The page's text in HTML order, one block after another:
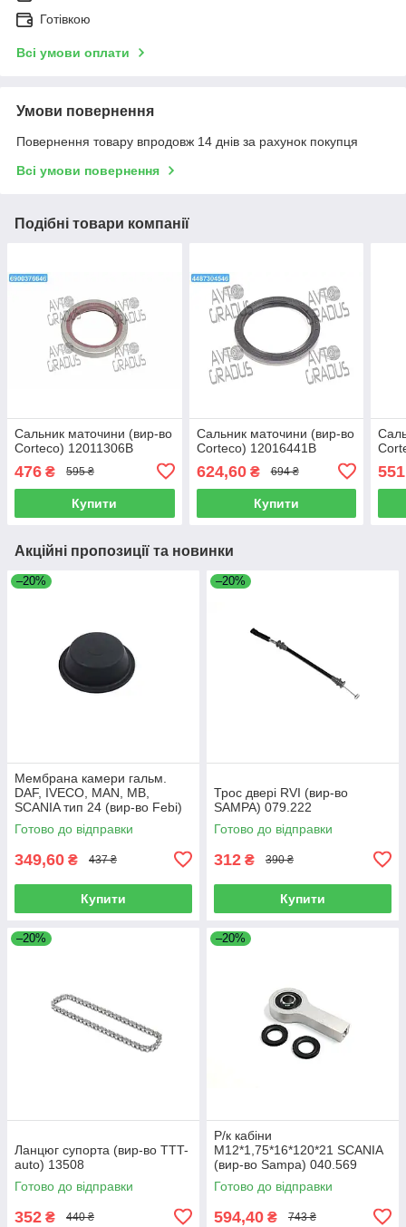
Готівкою
Всі умови оплати
Умови повернення
Повернення товару впродовж 14 днів за рахунок покупця
Всі умови повернення
Подібні товари компанії
Сальник маточини (вир-во
Corteco) 12011306B
476 ₴ 595 ₴
Купити
Сальник маточини (вир-во
Corteco) 12016441B
624,60₴ 694 ₴
Купити
Акційні пропозиції та новинки
–20%
Мембрана камери гальм.
DAF, IVECO, MAN, MB,
SCANIA тип 24 (вир-во Febi)
07103
Готово до відправки
349,60 ₴ 437 ₴
Купити
–20%
Трос двері RVI (вир-во
SAMPA) 079.222
Готово до відправки
312 ₴ 390 ₴
Купити
–20%
Ланцюг супорта (вир-во TTT-
auto) 13508
Готово до відправки
352 ₴ 440 ₴
–20%
Р/к кабіни
M12*1,75*16*120*21 SCANIA
(вир-во Sampa) 040.569
Готово до відправки
594,40 ₴ 743 ₴